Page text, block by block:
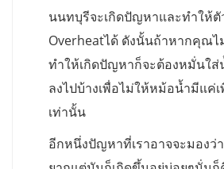
นนทบุรีจะเกิดปัญหาและทำให้ตั
Overheatได้ ดังนั้นถ้าหากคุณไ
ทำให้เกิดปัญหาก็จะต้องหมั่นใส่
ลงไปบ้างเพื่อไม่ให้หม้อน้ำมีแค่เ
เท่านั้น
อีกหนึ่งปัญหาที่เราอาจจะมองว่